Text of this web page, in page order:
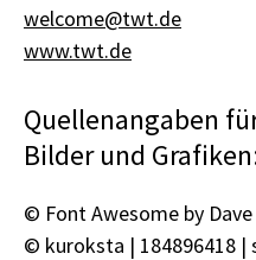
welcome@twt.de
www.twt.de
Quellenangaben
Bilder und
© Font Awesome by
© kuroksta | 184896418 |